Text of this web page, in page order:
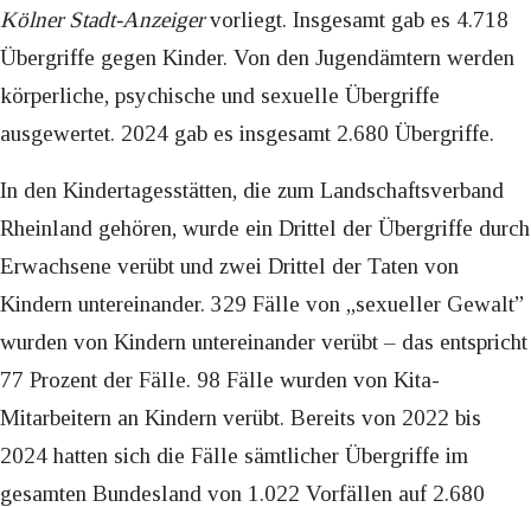
Kölner Stadt-Anzeigervorliegt. Insgesamt gab es 4.718
Übergriffe gegen Kinder. Von den Jugendämtern werden
körperliche, psychische und sexuelle Übergriffe
ausgewertet. 2024 gab es insgesamt 2.680 Übergriffe.
In den Kindertagesstätten, die zum Landschaftsverband
Rheinland gehören, wurde ein Drittel der Übergriffe durch
Erwachsene verübt und zwei Drittel der Taten von
Kindern untereinander. 329 Fälle von „sexueller Gewalt”
wurden von Kindern untereinander verübt – das entspricht
77 Prozent der Fälle. 98 Fälle wurden von Kita-
Mitarbeitern an Kindern verübt. Bereits von 2022 bis
2024 hatten sich die Fälle sämtlicher Übergriffe im
gesamten Bundesland von 1.022 Vorfällen auf 2.680